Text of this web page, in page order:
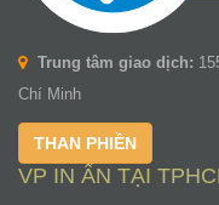
Trung tâm giao dịch:
Chí Minh
THAN PHIỀN
VP IN ẤN TẠI